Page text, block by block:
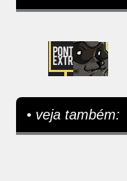
• veja também: